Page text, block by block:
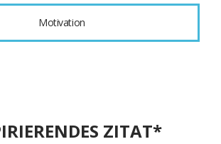
Motivation
ZITAT*